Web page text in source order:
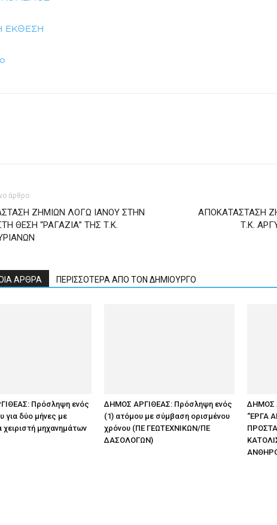
ΕΚΘΕΣΗ
άρθρο
ΖΗΜΙΩΝ ΛΟΓΩ ΙΑΝΟΥ ΣΤΗΝ
ΘΕΣΗ “ΡΑΓΑΖΙΑ” ΤΗΣ Τ.Κ.
ΑΠΟΚΑΤΑΣΤΑΣΗ
Τ.Κ.
ΑΡΘΡΑ ΠΕΡΙΣΣΟΤΕΡΑ ΑΠΟ ΤΟΝ ΔΗΜΙΟΥΡΓΟ
Πρόσληψη ενός
για δύο μήνες με
χειριστή μηχανημάτων
ΔΗΜΟΣ ΑΡΓΙΘΕΑΣ: Πρόσληψη ενός
(1) ατόμου με σύμβαση ορισμένου
χρόνου (ΠΕ ΓΕΩΤΕΧΝΙΚΩΝ/ΠΕ
ΔΑΣΟΛΟΓΩΝ)
ΔΗΜΟΣ
“ΕΡΓΑ